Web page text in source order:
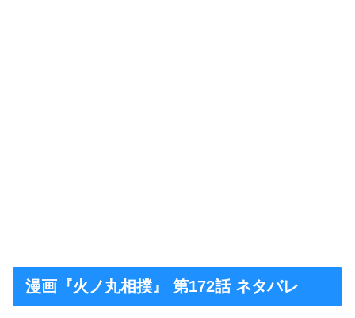
漫画『火ノ丸相撲』 第172話 ネタバレ